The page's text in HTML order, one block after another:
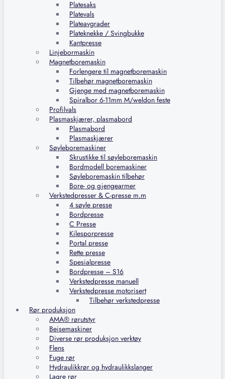
Platesaks
Platevals
Plateavgrader
Plateknekke / Svingbukke
Kantpresse
Linjebormaskin
Magnetboremaskin
Forlengere til magnetboremaskin
Tilbehør magnetboremaskin
Gjenge med magnetboremaskin
Spiralbor 6-11mm M/weldon feste
Profilvals
Plasmaskjærer, plasmabord
Plasmabord
Plasmaskjærer
Søyleboremaskiner
Skrustikke til søyleboremaskin
Bordmodell boremaskiner
Søyleboremaskin tilbehør
Bore- og gjengearmer
Verkstedpresser & C-presse m.m
4 søyle presse
Bordpresse
C Presse
Kilesporpresse
Portal presse
Rette presse
Spesialpresse
Bordpresse – S16
Verkstedpresse manuell
Verkstedpresse motorisert
Tilbehør verkstedpresse
Rør produksjon
AMA® rørutstyr
Beisemaskiner
Diverse rør produksjon verktøy
Flens
Fuge rør
Hydraulikkrør og hydraulikkslanger
Lagre rør